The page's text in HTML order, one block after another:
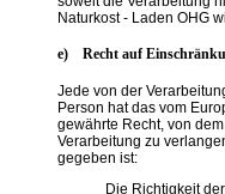
Naturkost - Laden OHG
e) Recht auf
Jede von der
Person hat das vom
gewährte Recht, von
Verarbeitung zu
gegeben ist:
Die Richtigkeit